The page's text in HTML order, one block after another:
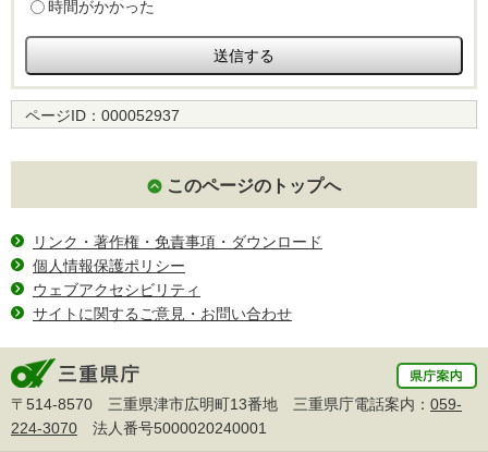
時間がかかった
ページID： 000052937
このページのトップへ
リンク・著作権・免責事項・ダウンロード
個人情報保護ポリシー
ウェブアクセシビリティ
サイトに関するご意見・お問い合わせ
〒514-8570 三重県津市広明町13番地 三重県庁電話案内： 059-
224-3070 法人番号5000020240001